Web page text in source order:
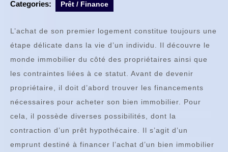
Categories: Prêt / Finance
L’achat de son premier logement constitue toujours une
étape délicate dans la vie d’un individu. Il découvre le
monde immobilier du côté des propriétaires ainsi que
les contraintes liées à ce statut. Avant de devenir
propriétaire, il doit d’abord trouver les financements
nécessaires pour acheter son bien immobilier. Pour
cela, il possède diverses possibilités, dont la
contraction d’un prêt hypothécaire. Il s’agit d’un
emprunt destiné à financer l’achat d’un bien immobilier